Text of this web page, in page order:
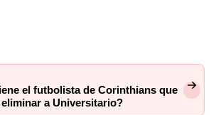
el futbolista de Corinthians que
a Universitario?